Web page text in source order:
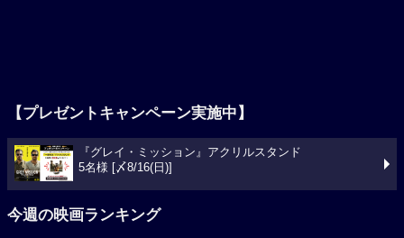
【プレゼントキャンペーン実施中】
『グレイ・ミッション』アクリルスタンド
5名様 [〆8/16(日)]
今週の映画ランキング